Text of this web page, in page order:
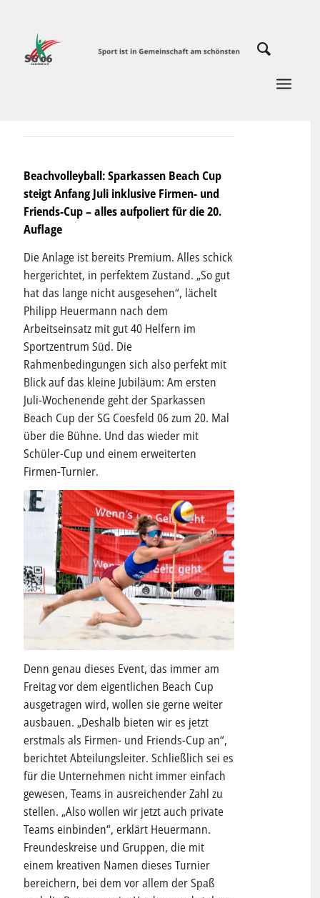
Beachvolleyball: Sparkassen Beach Cup
steigt Anfang Juli inklusive Firmen- und
Friends-Cup – alles aufpoliert für die 20.
Auflage
Die Anlage ist bereits Premium. Alles schick
hergerichtet, in perfektem Zustand. „So gut
hat das lange nicht ausgesehen“, lächelt
Philipp Heuermann nach dem
Arbeitseinsatz mit gut 40 Helfern im
Sportzentrum Süd. Die
Rahmenbedingungen sich also perfekt mit
Blick auf das kleine Jubiläum: Am ersten
Juli-Wochenende geht der Sparkassen
Beach Cup der SG Coesfeld 06 zum 20. Mal
über die Bühne. Und das wieder mit
Schüler-Cup und einem erweiterten
Firmen-Turnier.
Denn genau dieses Event, das immer am
Freitag vor dem eigentlichen Beach Cup
ausgetragen wird, wollen sie gerne weiter
ausbauen. „Deshalb bieten wir es jetzt
erstmals als Firmen- und Friends-Cup an“,
berichtet Abteilungsleiter. Schließlich sei es
für die Unternehmen nicht immer einfach
gewesen, Teams in ausreichender Zahl zu
stellen. „Also wollen wir jetzt auch private
Teams einbinden“, erklärt Heuermann.
Freundeskreise und Gruppen, die mit
einem kreativen Namen dieses Turnier
bereichern, bei dem vor allem der Spaß